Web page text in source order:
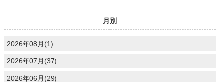
月別
2026年08月(1)
2026年07月(37)
2026年06月(29)